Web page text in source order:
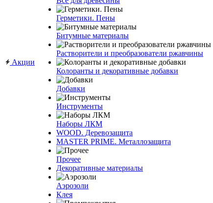
Акции
Герметики. Пены
Битумные материалы
Растворители и преобразователи ржавчины
Колоранты и декоративные добавки
Добавки
Инструменты
Наборы ЛКМ
WOOD. Деревозащита
MASTER PRIME. Металлозащита
Прочее
Декоративные материалы
Аэрозоли
Клея